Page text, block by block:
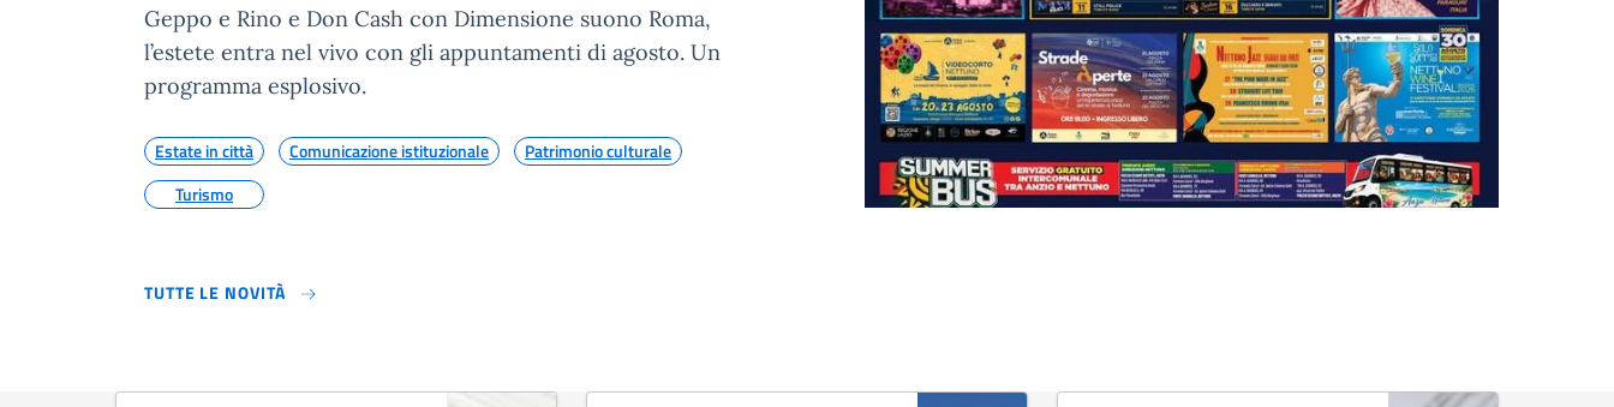
Geppo e Rino e Don Cash con Dimensione suono Roma,
l’estete entra nel vivo con gli appuntamenti di agosto. Un
programma esplosivo.
Estate in città Comunicazione istituzionale
Patrimonio culturale
Turismo
TUTTE LE NOVITÀ